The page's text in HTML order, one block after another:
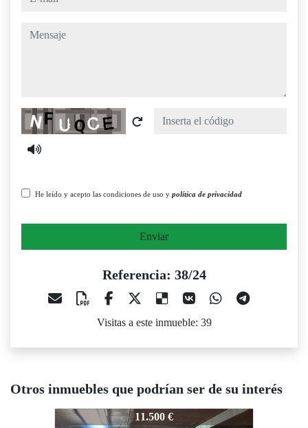
mensaje
Captcha
He leído y acepto las condiciones de uso y política de privacidad
Enviar
Referencia: 38/24
Visitas a este inmueble: 39
Otros inmuebles que podrían ser de su interés
11.500 €
38/24 18.500 €